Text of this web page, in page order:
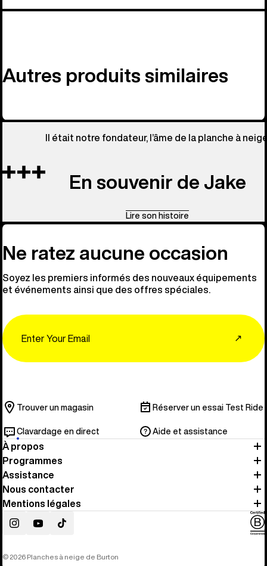
Autres produits similaires
Il était notre fondateur, l’âme de la planche à
En souvenir de Jake
Lire son histoire
Ne ratez aucune occasion
Soyez les premiers informés des nouveaux équipements
et événements ainsi que des offres spéciales.
↗
Trouver un magasin Réserver un essai Test Ride
Clavardage en direct Aide et assistance
À propos
Programmes
Assistance
Nous contacter
Mentions légales
InstagramYouTubeTikTok
© 2026 Planches à neige de Burton